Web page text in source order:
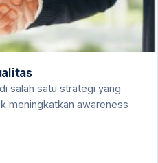
salah satu strategi yang
meningkatkan awareness